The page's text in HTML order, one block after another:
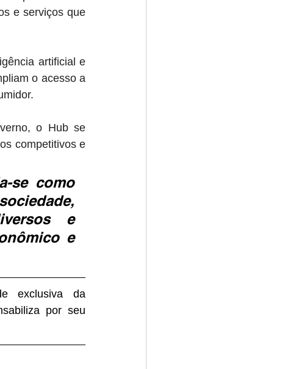
e serviços que
artificial e
o acesso a
o Hub se
competitivos e
se como
e
e
exclusiva da
por seu